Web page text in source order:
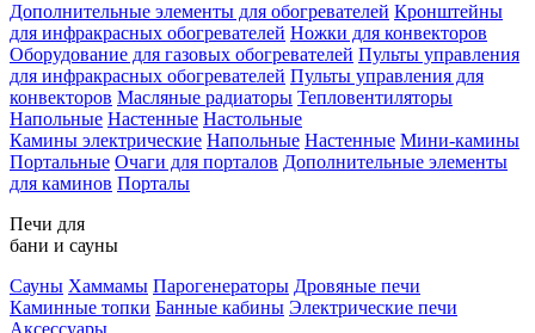
Дополнительные элементы для обогревателей Кронштейны
для инфракрасных обогревателей Ножки для конвекторов
Оборудование для газовых обогревателей Пульты управления
для инфракрасных обогревателей Пульты управления для
конвекторов Масляные радиаторы Тепловентиляторы
Напольные Настенные Настольные
Камины электрические Напольные Настенные Мини-камины
Портальные Очаги для порталов Дополнительные элементы
для каминов Порталы
Печи для
бани и сауны
Сауны Хаммамы Парогенераторы Дровяные печи
Каминные топки Банные кабины Электрические печи
Аксессуары